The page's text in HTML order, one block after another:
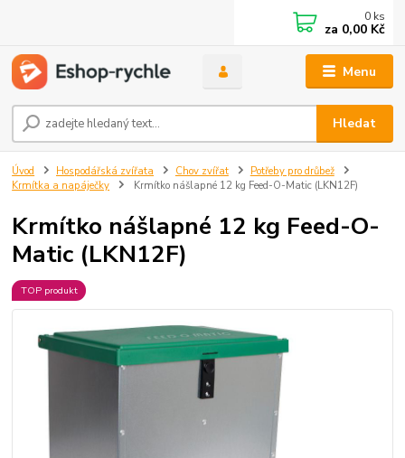
Menu
Hledat
0 ks
za 0,00 Kč
Úvod Hospodářská zvířata Chov zvířat
Potřeby pro drůbež
Krmítka a napáječky
Krmítko nášlapné 12 kg Feed-O-Matic (LKN12F)
Krmítko nášlapné 12 kg Feed-O-
Matic (LKN12F)
TOP produkt